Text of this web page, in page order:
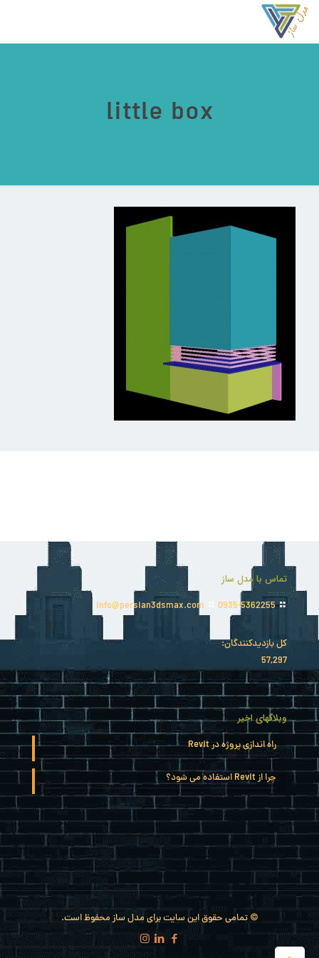
little box
تماس با مدل ساز
0935-5362255
کل بازدیدکنند‌گان:
57,297
وبلاگهای اخیر
راه اندازی پروژه در Revit
چرا از Revit استفاده می شود؟
© تمامی حقوق این سایت برای مدل ساز محفوظ است.